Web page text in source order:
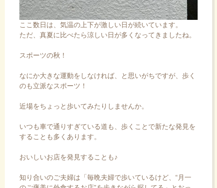
ここ数日は、気温の上下が激しい日が続いています。
ただ、真夏に比べたら涼しい日が多くなってきましたね。
スポーツの秋！
なにか大きな運動をしなければ、と思いがちですが、歩く
のも立派なスポーツ！
近場をちょっと歩いてみたりしませんか。
いつも車で通りすぎている道も、歩くことで新たな発見を
することも多くあります。
おいしいお店を発見することも♪
知り合いのご夫婦は「毎晩夫婦で歩いているけど、“月一